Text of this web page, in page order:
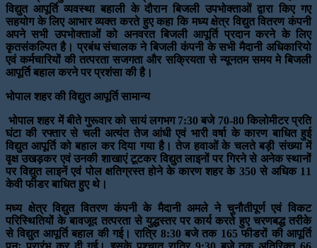
विद्युत आपूर्ति व्यवस्था बहाली के दौरान बिजली उपभोक्‍ताओं द्वारा किए गए
सहयोग के लिए आभार व्यक्त करते हुए कहा कि मध्‍य क्षेत्र विद्युत वितरण कंपनी
अपने सभी उपभोक्‍ताओं को अनवरत बिजली आपूर्ति प्रदान करने के लिए
कृतसंकल्पित है। प्रबंध संचालक ने बिजली कंपनी के सभी मैदानी अधिकारियो
एवं कर्मचारियों की तत्परता सजगता और सक्रियता से न्यूनतम समय मे बिजली
आपूर्ति बहाल करने पर प्रशंसा की है।
भोपाल शहर की विद्युत आपूर्ति सामान्‍य
भोपाल शहर में बीते गुरूवार को सायं लगभग 7:30 बजे 70-80 किलोमीटर प्रति
घंटा की रफ्तार से चली अत्यंत तेज आंधी एवं भारी वर्षा के कारण बाधित हुई
विद्युत आपूर्ति को बहाल कर दिया गया है। तेज हवाओं के चलते बड़ी संख्या में
वृक्ष उखड़कर एवं उनकी शाखाएं टूटकर विद्युत लाइनों पर गिरने से अनेक स्थानों
पर विद्युत लाइनें एवं पोल क्षतिग्रस्त होने के कारण शहर के 350 से अधिक 11
केवी फीडर बाधित हुए थे।
मध्‍य क्षेत्र विद्युत वितरण कंपनी के मैदानी अमले ने चुनौतीपूर्ण एवं विकट
परिस्थितियों के बावजूद तत्‍परता से युद्धस्तर पर कार्य करते हुए चरणबद्ध तरीके
से विद्युत आपूर्ति बहाल की गई। रात्रि 8:30 बजे तक 165 फीडरों की आपूर्ति